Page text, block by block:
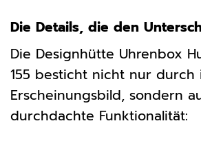
Die Details, die den
Die Designhütte Uhrenbox
155 besticht nicht nur durch
Erscheinungsbild, sondern
durchdachte Funktionalität: